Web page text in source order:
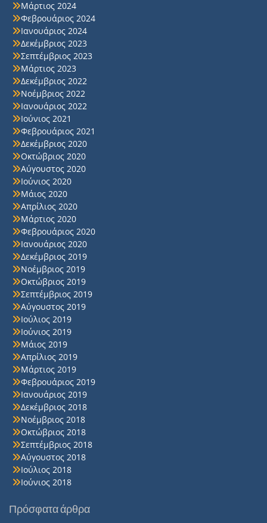
Μάρτιος 2024
Φεβρουάριος 2024
Ιανουάριος 2024
Δεκέμβριος 2023
Σεπτέμβριος 2023
Μάρτιος 2023
Δεκέμβριος 2022
Νοέμβριος 2022
Ιανουάριος 2022
Ιούνιος 2021
Φεβρουάριος 2021
Δεκέμβριος 2020
Οκτώβριος 2020
Αύγουστος 2020
Ιούνιος 2020
Μάιος 2020
Απρίλιος 2020
Μάρτιος 2020
Φεβρουάριος 2020
Ιανουάριος 2020
Δεκέμβριος 2019
Νοέμβριος 2019
Οκτώβριος 2019
Σεπτέμβριος 2019
Αύγουστος 2019
Ιούλιος 2019
Ιούνιος 2019
Μάιος 2019
Απρίλιος 2019
Μάρτιος 2019
Φεβρουάριος 2019
Ιανουάριος 2019
Δεκέμβριος 2018
Νοέμβριος 2018
Οκτώβριος 2018
Σεπτέμβριος 2018
Αύγουστος 2018
Ιούλιος 2018
Ιούνιος 2018
Πρόσφατα άρθρα